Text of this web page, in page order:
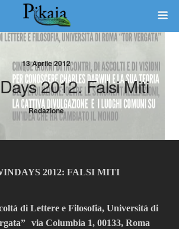
13 Aprile 2012
2012. Falsi Miti
Redazione
2012: FALSI MITI
di Lettere e Filosofia, Università di
via Columbia 1, 00133, Roma